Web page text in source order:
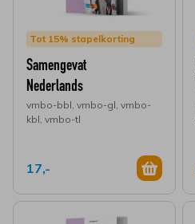
Tot 15% stapelkorting
Samengevat
Nederlands
vmbo-bbl, vmbo-gl, vmbo-
kbl, vmbo-tl
17,-